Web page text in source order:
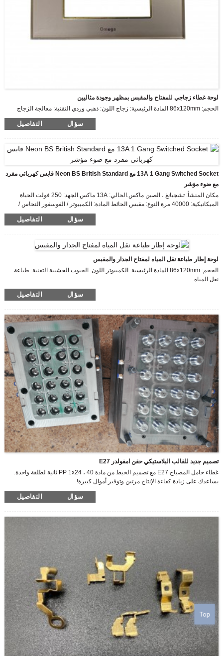
لوحة غطاء زجاجي للمفتاح والمقبس بمظهر وجودة مثاليين
الحجم: 86x120mm المادة الرئيسية: زجاج اللون: ذهبي وردي التقنية: معالجة الزجاج
سؤال التفاصيل
13A 1 Gang Switched Socket مع Neon BS British Standard قابس كهربائي مفرد
مع ضوء مؤشر
مكان المنشأ: تشجيانغ ، الصين ماكس.الحالي: 13A ماكس.الجهد: 250 فولت الحياة
الميكانيكية: 40000 مرة النوع: مقبس الحائط المادة: الكمبيوتر / الفوسفور النحاس /
النايلون الحجم: 88 مم * 86 مم * 30 مم اللون: أبيض الاستخدام: سكني / التأريض
سؤال التفاصيل
لوحة إطار طباعة نقل المياه لمفتاح الجدار والمقبس
الحجم: 86x120mm المادة الرئيسية: الكمبيوتر اللون: الحبوب الخشبية التقنية: طباعة
نقل المياه
سؤال التفاصيل
تصميم جديد للقالب البلاستيكي حقن امفولدر E27
غطاء حامل المصباح E27 مع تصميم الخيط من مادة PP 1x24 ، 40 ثانية لطلقة واحدة.
يساعدك على زيادة كفاءة الإنتاج مرتين وتوفير أموال كبيرة!
سؤال التفاصيل
Top